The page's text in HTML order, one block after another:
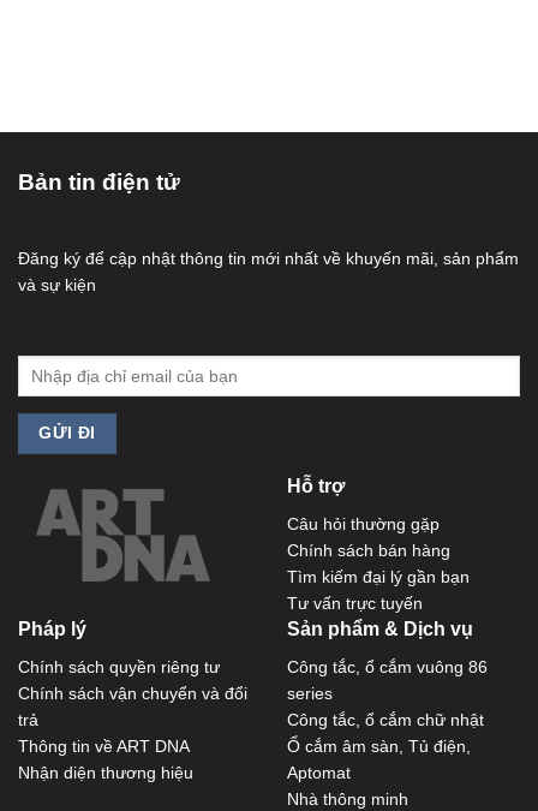
Bản tin điện tử
Đăng ký để cập nhật thông tin mới nhất về khuyến mãi, sản phẩm
và sự kiện
Hỗ trợ
Câu hỏi thường gặp
Chính sách bán hàng
Tìm kiếm đại lý gần bạn
Tư vấn trực tuyến
Pháp lý
Chính sách quyền riêng tư
Chính sách vận chuyển và đổi
trả
Thông tin về ART DNA
Nhận diện thương hiệu
Sản phẩm & Dịch vụ
Công tắc, ổ cắm vuông 86
series
Công tắc, ổ cắm chữ nhật
Ổ cắm âm sàn, Tủ điện,
Aptomat
Nhà thông minh